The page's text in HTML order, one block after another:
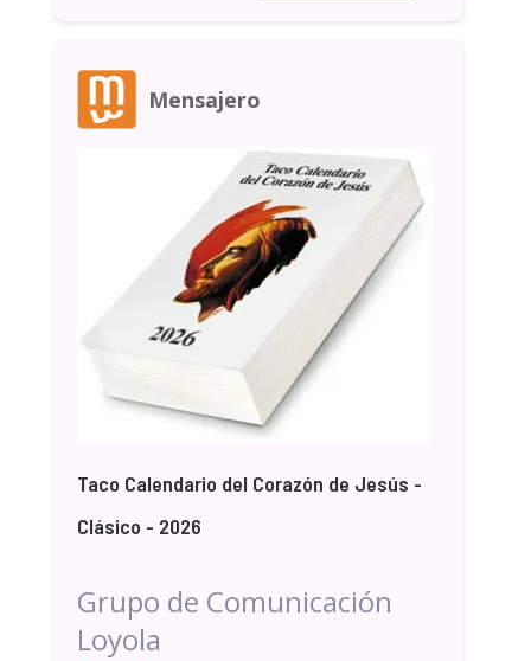
Mensajero
Taco Calendario del Corazón de Jesús -
Clásico - 2026
Grupo de Comunicación
Loyola